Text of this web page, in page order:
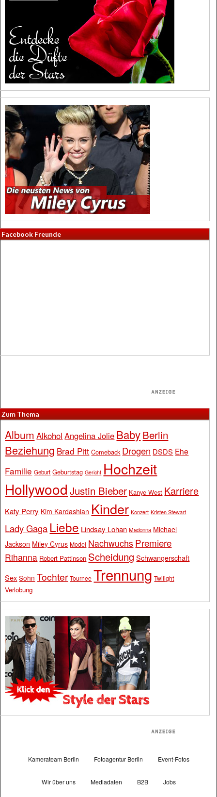
Facebook Freunde
Zum Thema
Album Alkohol Angelina Jolie BabyBerlin
Beziehung Brad Pitt Comeback Drogen DSDS Ehe
Familie Geburt Geburtstag Gericht Hochzeit
Hollywood Justin Bieber Kanye West Karriere
Katy Perry Kim Kardashian Kinder Konzert Kristen Stewart
Lady Gaga Liebe Lindsay Lohan Madonna Michael
Jackson Miley Cyrus Model Nachwuchs Premiere
Rihanna Robert Pattinson Scheidung Schwangerschaft
Sex Sohn Tochter Tournee Trennung Twilight
Verlobung
Kamerateam Berlin Fotoagentur Berlin Event-Fotos
Wir über uns Mediadaten B2B Jobs